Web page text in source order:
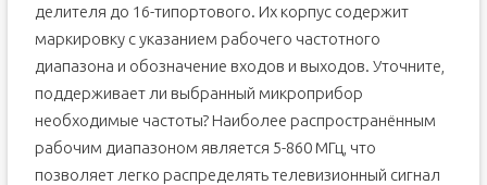
делителя до 16-типортового. Их корпус содержит
маркировку с указанием рабочего частотного
диапазона и обозначение входов и выходов. Уточните,
поддерживает ли выбранный микроприбор
необходимые частоты? Наиболее распространённым
рабочим диапазоном является 5-860 МГц, что
позволяет легко распределять телевизионный сигнал